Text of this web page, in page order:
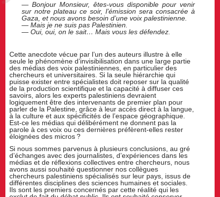
— Bonjour Monsieur, êtes-vous disponible pour venir
sur notre plateau ce soir, l’émission sera consacrée à
Gaza, et nous avons besoin d’une voix palestinienne.
— Mais je ne suis pas Palestinien.
— Oui, oui, on le sait… Mais vous les défendez.
Cette anecdote vécue par l’un des auteurs illustre à elle
seule le phénomène d’invisibilisation dans une large partie
des médias des voix palestiniennes, en particulier des
chercheurs et universitaires. Si la seule hiérarchie qui
puisse exister entre spécialistes doit reposer sur la qualité
de la production scientifique et la capacité à diffuser ces
savoirs, alors les experts palestiniens devraient
logiquement être des intervenants de premier plan pour
parler de la Palestine, grâce à leur accès direct à la langue,
à la culture et aux spécificités de l’espace géographique.
Est-ce les médias qui délibérément ne donnent pas la
parole à ces voix ou ces dernières préfèrent-elles rester
éloignées des micros ?
Si nous sommes parvenus à plusieurs conclusions, au gré
d’échanges avec des journalistes, d’expériences dans les
médias et de réflexions collectives entre chercheurs, nous
avons aussi souhaité questionner nos collègues
chercheurs palestiniens spécialisés sur leur pays, issus de
différentes disciplines des sciences humaines et sociales.
Ils sont les premiers concernés par cette réalité qui les